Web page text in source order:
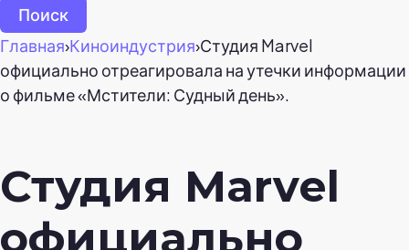
Главная›Киноиндустрия›Студия Marvel
официально отреагировала на утечки информации
о фильме «Мстители: Судный день».
Студия Marvel
официально